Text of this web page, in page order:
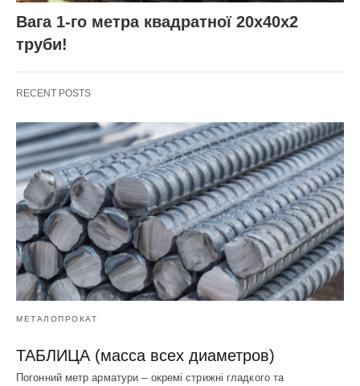
Вага 1-го метра квадратної 20х40х2
труби!
RECENT POSTS
МЕТАЛОПРОКАТ
ТАБЛИЦА (масса всех диаметров)
Погонний метр арматури – окремі стрижні гладкого та